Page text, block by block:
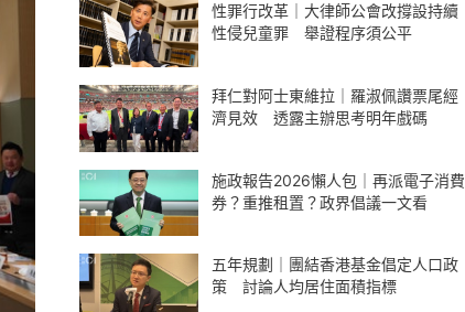
性罪行改革｜大律師公會改撐設持續
性侵兒童罪 舉證程序須公平
拜仁對阿士東維拉｜羅淑佩讚票尾經
濟見效 透露主辦思考明年戲碼
施政報告2026懶人包｜再派電子消費
券？重推租置？政界倡議一文看
五年規劃｜團結香港基金倡定人口政
策 討論人均居住面積指標